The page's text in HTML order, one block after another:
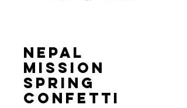
Nepal
Mission
Spring
Confetti